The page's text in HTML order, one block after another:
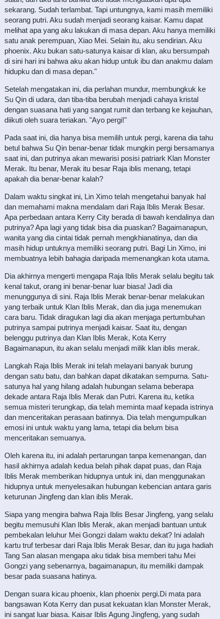
sekarang. Sudah terlambat. Tapi untungnya, kami masih memiliki
seorang putri. Aku sudah menjadi seorang kaisar. Kamu dapat
melihat apa yang aku lakukan di masa depan. Aku hanya memiliki
satu anak perempuan, Xiao Mei. Selain itu, aku sendirian. Aku
phoenix. Aku bukan satu-satunya kaisar di klan, aku bersumpah
di sini hari ini bahwa aku akan hidup untuk ibu dan anakmu dalam
hidupku dan di masa depan."
Setelah mengatakan ini, dia perlahan mundur, membungkuk ke
Su Qin di udara, dan tiba-tiba berubah menjadi cahaya kristal
dengan suasana hati yang sangat rumit dan terbang ke kejauhan,
diikuti oleh suara teriakan. "Ayo pergi!"
Pada saat ini, dia hanya bisa memilih untuk pergi, karena dia tahu
betul bahwa Su Qin benar-benar tidak mungkin pergi bersamanya
saat ini, dan putrinya akan mewarisi posisi patriark Klan Monster
Merak. Itu benar, Merak itu besar Raja iblis menang, tetapi
apakah dia benar-benar kalah?
Dalam waktu singkat ini, Lin Ximo telah mengetahui banyak hal
dan memahami makna mendalam dari Raja Iblis Merak Besar.
Apa perbedaan antara Kerry City berada di bawah kendalinya dan
putrinya? Apa lagi yang tidak bisa dia puaskan? Bagaimanapun,
wanita yang dia cintai tidak pernah mengkhianatinya, dan dia
masih hidup untuknya memiliki seorang putri. Bagi Lin Ximo, ini
membuatnya lebih bahagia daripada memenangkan kota utama.
Dia akhirnya mengerti mengapa Raja Iblis Merak selalu begitu tak
kenal takut, orang ini benar-benar luar biasa! Jadi dia
menunggunya di sini. Raja Iblis Merak benar-benar melakukan
yang terbaik untuk Klan Iblis Merak, dan dia juga menemukan
cara baru. Tidak diragukan lagi dia akan menjaga pertumbuhan
putrinya sampai putrinya menjadi kaisar. Saat itu, dengan
belenggu putrinya dan Klan Iblis Merak, Kota Kerry
Bagaimanapun, itu akan selalu menjadi milik klan iblis merak.
Langkah Raja Iblis Merak ini telah melayani banyak burung
dengan satu batu, dan bahkan dapat dikatakan sempurna. Satu-
satunya hal yang hilang adalah hubungan selama beberapa
dekade antara Raja Iblis Merak dan Putri. Karena itu, ketika
semua misteri terungkap, dia telah meminta maaf kepada istrinya
dan menceritakan perasaan batinnya. Dia telah mengumpulkan
emosi ini untuk waktu yang lama, tetapi dia belum bisa
menceritakan semuanya.
Oleh karena itu, ini adalah pertarungan tanpa kemenangan, dan
hasil akhirnya adalah kedua belah pihak dapat puas, dan Raja
Iblis Merak memberikan hidupnya untuk ini, dan menggunakan
hidupnya untuk menyelesaikan hubungan kebencian antara garis
keturunan Jingfeng dan klan iblis Merak.
Siapa yang mengira bahwa Raja Iblis Besar Jingfeng, yang selalu
begitu memusuhi Klan Iblis Merak, akan menjadi bantuan untuk
pembekalan leluhur Mei Gongzi dalam waktu dekat? Ini adalah
kartu truf terbesar dari Raja Iblis Merak Besar, dan itu juga hadiah
Tang San alasan mengapa aku tidak bisa memberi tahu Mei
Gongzi yang sebenarnya, bagaimanapun, itu memiliki dampak
besar pada suasana hatinya.
Dengan suara kicau phoenix, klan phoenix pergi.Di mata para
bangsawan Kota Kerry dan pusat kekuatan klan Monster Merak,
ini sangat luar biasa. Kaisar Iblis Agung Jingfeng, yang sudah